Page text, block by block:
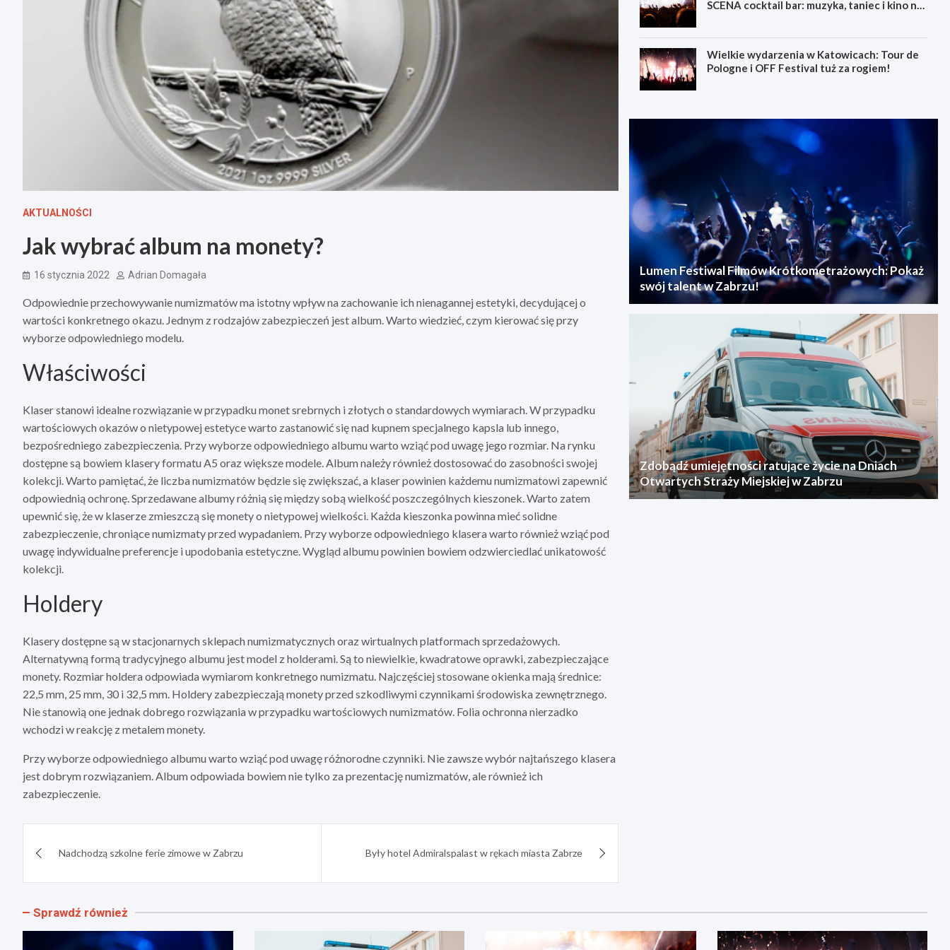
AKTUALNOŚCI
Jak wybrać album na monety?
16 stycznia 2022 Adrian Domagała
Odpowiednie przechowywanie numizmatów ma istotny wpływ na zachowanie ich nienagannej estetyki, decydującej o
wartości konkretnego okazu. Jednym z rodzajów zabezpieczeń jest album. Warto wiedzieć, czym kierować się przy
wyborze odpowiedniego modelu.
Właściwości
Klaser stanowi idealne rozwiązanie w przypadku monet srebrnych i złotych o standardowych wymiarach. W przypadku
wartościowych okazów o nietypowej estetyce warto zastanowić się nad kupnem specjalnego kapsla lub innego,
bezpośredniego zabezpieczenia. Przy wyborze odpowiedniego albumu warto wziąć pod uwagę jego rozmiar. Na rynku
dostępne są bowiem klasery formatu A5 oraz większe modele. Album należy również dostosować do zasobności swojej
kolekcji. Warto pamiętać, że liczba numizmatów będzie się zwiększać, a klaser powinien każdemu numizmatowi zapewnić
odpowiednią ochronę. Sprzedawane albumy różnią się między sobą wielkość poszczególnych kieszonek. Warto zatem
upewnić się, że w klaserze zmieszczą się monety o nietypowej wielkości. Każda kieszonka powinna mieć solidne
zabezpieczenie, chroniące numizmaty przed wypadaniem. Przy wyborze odpowiedniego klasera warto również wziąć pod
uwagę indywidualne preferencje i upodobania estetyczne. Wygląd albumu powinien bowiem odzwierciedlać unikatowość
kolekcji.
Holdery
Klasery dostępne są w stacjonarnych sklepach numizmatycznych oraz wirtualnych platformach sprzedażowych.
Alternatywną formą tradycyjnego albumu jest model z holderami. Są to niewielkie, kwadratowe oprawki, zabezpieczające
monety. Rozmiar holdera odpowiada wymiarom konkretnego numizmatu. Najczęściej stosowane okienka mają średnice:
22,5 mm, 25 mm, 30 i 32,5 mm. Holdery zabezpieczają monety przed szkodliwymi czynnikami środowiska zewnętrznego.
Nie stanowią one jednak dobrego rozwiązania w przypadku wartościowych numizmatów. Folia ochronna nierzadko
wchodzi w reakcję z metalem monety.
Przy wyborze odpowiedniego albumu warto wziąć pod uwagę różnorodne czynniki. Nie zawsze wybór najtańszego klasera
jest dobrym rozwiązaniem. Album odpowiada bowiem nie tylko za prezentację numizmatów, ale również ich
zabezpieczenie.
wpisuNadchodzą szkolne ferie zimowe w Zabrzu Były hotel Admiralspalast w rękach miasta Zabrze
SCENA cocktail bar: muzyka, taniec i kino na
Wielkie wydarzenia w Katowicach: Tour de
Pologne i OFF Festival tuż za rogiem!
Lumen Festiwal Filmów Krótkometrażowych: Pokaż
swój talent w Zabrzu!
Zdobądź umiejętności ratujące życie na Dniach
Otwartych Straży Miejskiej w Zabrzu
Sprawdź również